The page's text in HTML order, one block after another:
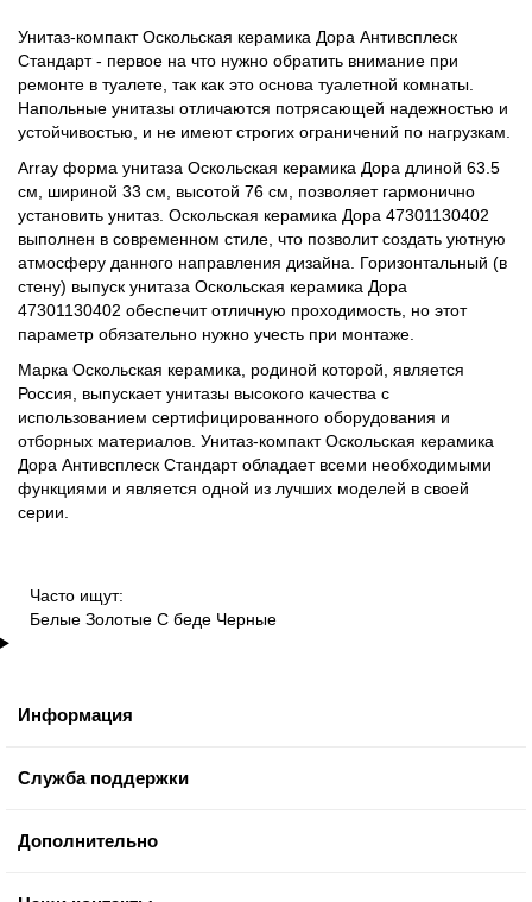
Унитаз-компакт Оскольская керамика Дора Антивсплеск
Стандарт - первое на что нужно обратить внимание при
ремонте в туалете, так как это основа туалетной комнаты.
Напольные унитазы отличаются потрясающей надежностью и
устойчивостью, и не имеют строгих ограничений по нагрузкам.
Array форма унитаза Оскольская керамика Дора длиной 63.5
см, шириной 33 см, высотой 76 см, позволяет гармонично
установить унитаз. Оскольская керамика Дора 47301130402
выполнен в современном стиле, что позволит создать уютную
атмосферу данного направления дизайна. Горизонтальный (в
стену) выпуск унитаза Оскольская керамика Дора
47301130402 обеспечит отличную проходимость, но этот
параметр обязательно нужно учесть при монтаже.
Марка Оскольская керамика, родиной которой, является
Россия, выпускает унитазы высокого качества с
использованием сертифицированного оборудования и
отборных материалов. Унитаз-компакт Оскольская керамика
Дора Антивсплеск Стандарт обладает всеми необходимыми
функциями и является одной из лучших моделей в своей
серии.
Часто ищут:
Белые Золотые С беде Черные
Информация
Служба поддержки
Дополнительно